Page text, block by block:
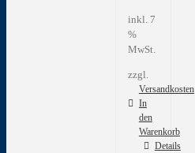
inkl. 7
%
MwSt.
zzgl.
Versandkosten
In
den
Warenkorb
Details